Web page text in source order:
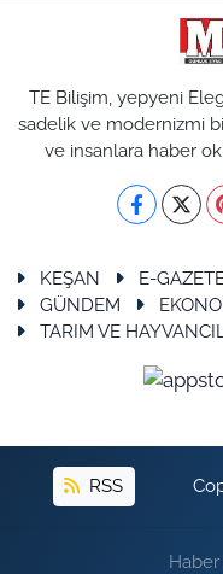
TE Bilişim, yepyeni
sadelik ve modernizmi
ve insanlara haber
KEŞAN E-
GÜNDEM
TARIM VE
RSS
Haber